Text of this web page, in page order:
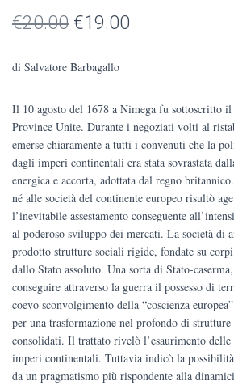
€20.00 Il
era:
€20.00.
€19.00
è:
€19.00.
di Salvatore Barbagallo
Il 10 agosto del 1678 a Nimega fu sottoscritto
Province Unite. Durante i negoziati volti al
emerse chiaramente a tutti i convenuti che la
dagli imperi continentali era stata sovrastata
energica e accorta, adottata dal regno
né alle società del continente europeo risultò
l’inevitabile assestamento conseguente
al poderoso sviluppo dei mercati. La società di
prodotto strutture sociali rigide, fondate su
dallo Stato assoluto. Una sorta di Stato-
conseguire attraverso la guerra il possesso di
coevo sconvolgimento della “coscienza
per una trasformazione nel profondo di
consolidati. Il trattato rivelò l’esaurimento
imperi continentali. Tuttavia indicò la
da un pragmatismo più rispondente alla